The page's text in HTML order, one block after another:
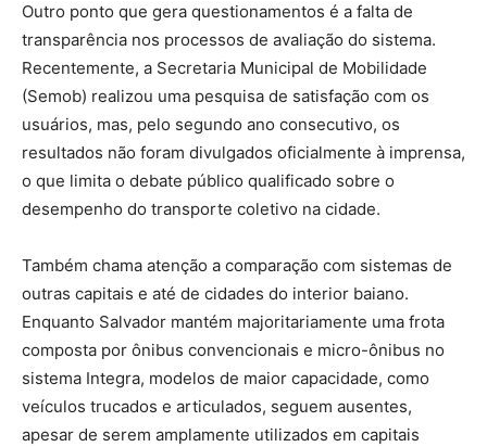
Outro ponto que gera questionamentos é a falta de
transparência nos processos de avaliação do sistema.
Recentemente, a Secretaria Municipal de Mobilidade
(Semob) realizou uma pesquisa de satisfação com os
usuários, mas, pelo segundo ano consecutivo, os
resultados não foram divulgados oficialmente à imprensa,
o que limita o debate público qualificado sobre o
desempenho do transporte coletivo na cidade.
Também chama atenção a comparação com sistemas de
outras capitais e até de cidades do interior baiano.
Enquanto Salvador mantém majoritariamente uma frota
composta por ônibus convencionais e micro-ônibus no
sistema Integra, modelos de maior capacidade, como
veículos trucados e articulados, seguem ausentes,
apesar de serem amplamente utilizados em capitais